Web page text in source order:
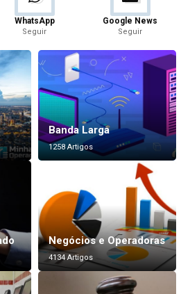
WhatsApp
Seguir
Google News
Seguir
Banda Larga
1258 Artigos
Negócios e Operadoras
4134 Artigos